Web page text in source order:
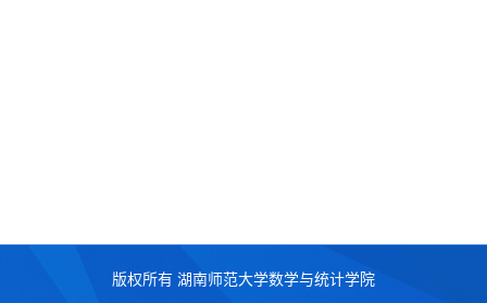
版权所有 湖南师范大学数学与统计学院